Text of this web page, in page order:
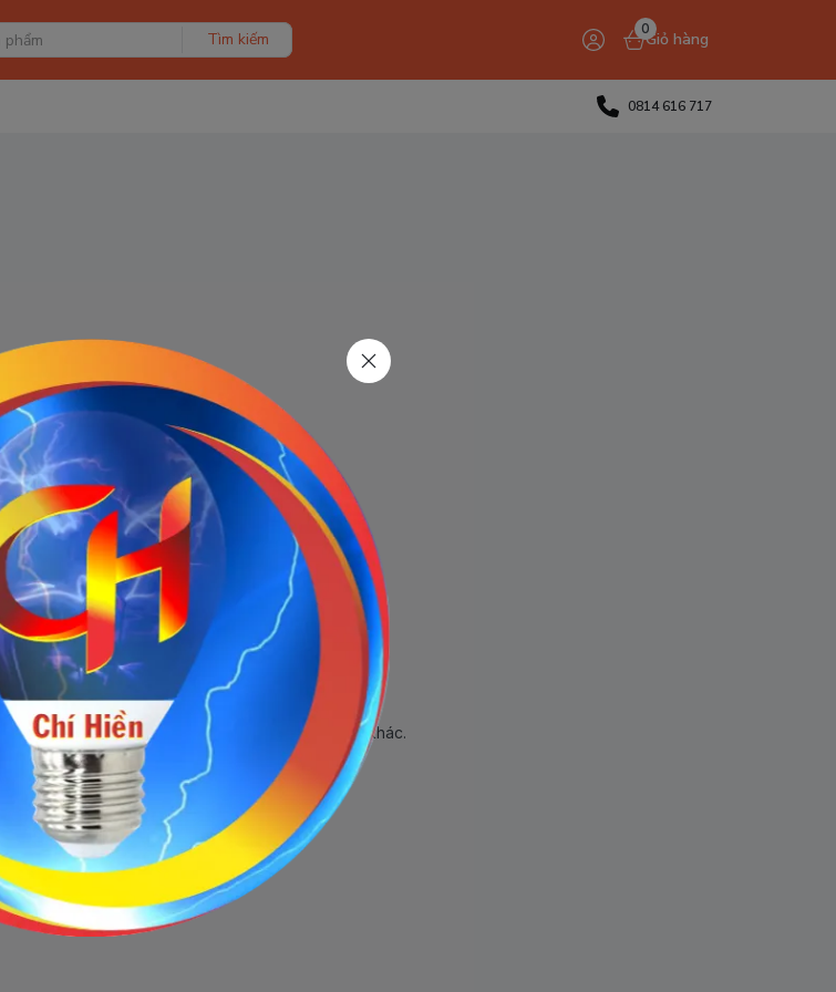
Tìm kiếm
0
Giỏ hàng
0814 616 717
phẩm ngừng bán
bán. Hãy trở về trang chủ để lựa chọn sản phẩm khác.
Quay lại trang chủ